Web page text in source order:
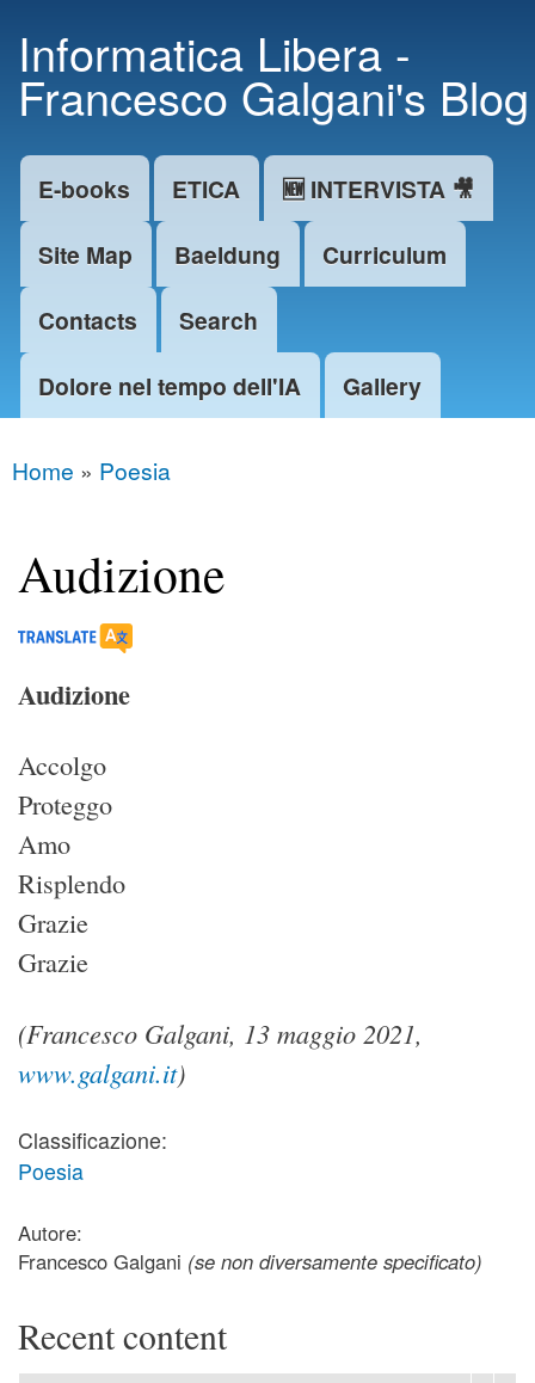
main
content
Informatica Libera -
Francesco Galgani's Blog
Main menu
E-books ETICA
🆕 INTERVISTA 🎥
Site Map
Baeldung
Curriculum
Contacts
Search
Dolore nel tempo dell'IA
Gallery
You are here
Home » Poesia
Audizione
Audizione
Accolgo
Proteggo
Amo
Risplendo
Grazie
Grazie
(Francesco Galgani, 13 maggio 2021,
www.galgani.it)
Classificazione:
Poesia
Autore:
Francesco Galgani (se non diversamente specificato)
Recent content